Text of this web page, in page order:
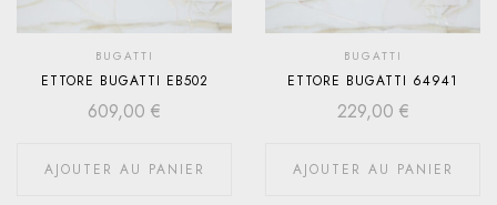
BUGATTI
ETTORE BUGATTI EB502
609,00 €
AJOUTER AU PANIER
BUGATTI
ETTORE BUGATTI 64941
229,00 €
AJOUTER AU PANIER